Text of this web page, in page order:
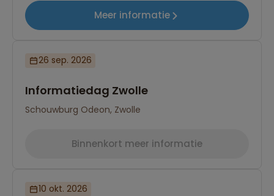
Meer informatie
26 sep. 2026
Informatiedag Zwolle
Schouwburg Odeon, Zwolle
Binnenkort meer informatie
10 okt. 2026